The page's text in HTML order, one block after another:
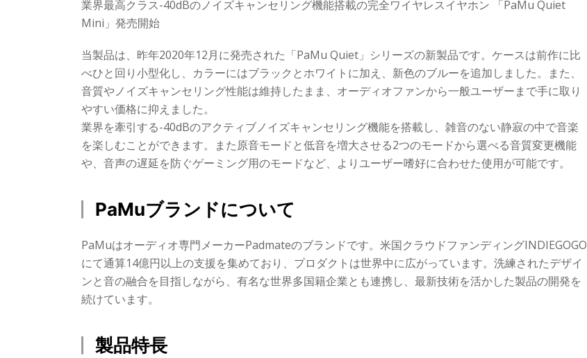
業界最高クラス-40dBのノイズキャンセリング機能搭載の完全ワイヤレスイヤホン 「PaMu Quiet
Mini」発売開始
当製品は、昨年2020年12月に発売された「PaMu Quiet」シリーズの新製品です。ケースは前作に比
べひと回り小型化し、カラーにはブラックとホワイトに加え、新色のブルーを追加しました。また、
音質やノイズキャンセリング性能は維持したまま、オーディオファンから一般ユーザーまで手に取り
やすい価格に抑えました。
業界を牽引する-40dBのアクティブノイズキャンセリング機能を搭載し、雑音のない静寂の中で音楽
を楽しむことができます。また原音モードと低音を増大させる2つのモードから選べる音質変更機能
や、音声の遅延を防ぐゲーミング用のモードなど、よりユーザー嗜好に合わせた使用が可能です。
PaMuブランドについて
PaMuはオーディオ専門メーカーPadmateのブランドです。米国クラウドファンディングINDIEGOGO
にて通算14億円以上の支援を集めており、プロダクトは世界中に広がっています。洗練されたデザイ
ンと音の融合を目指しながら、有名な世界多国籍企業とも連携し、最新技術を活かした製品の開発を
続けています。
製品特長